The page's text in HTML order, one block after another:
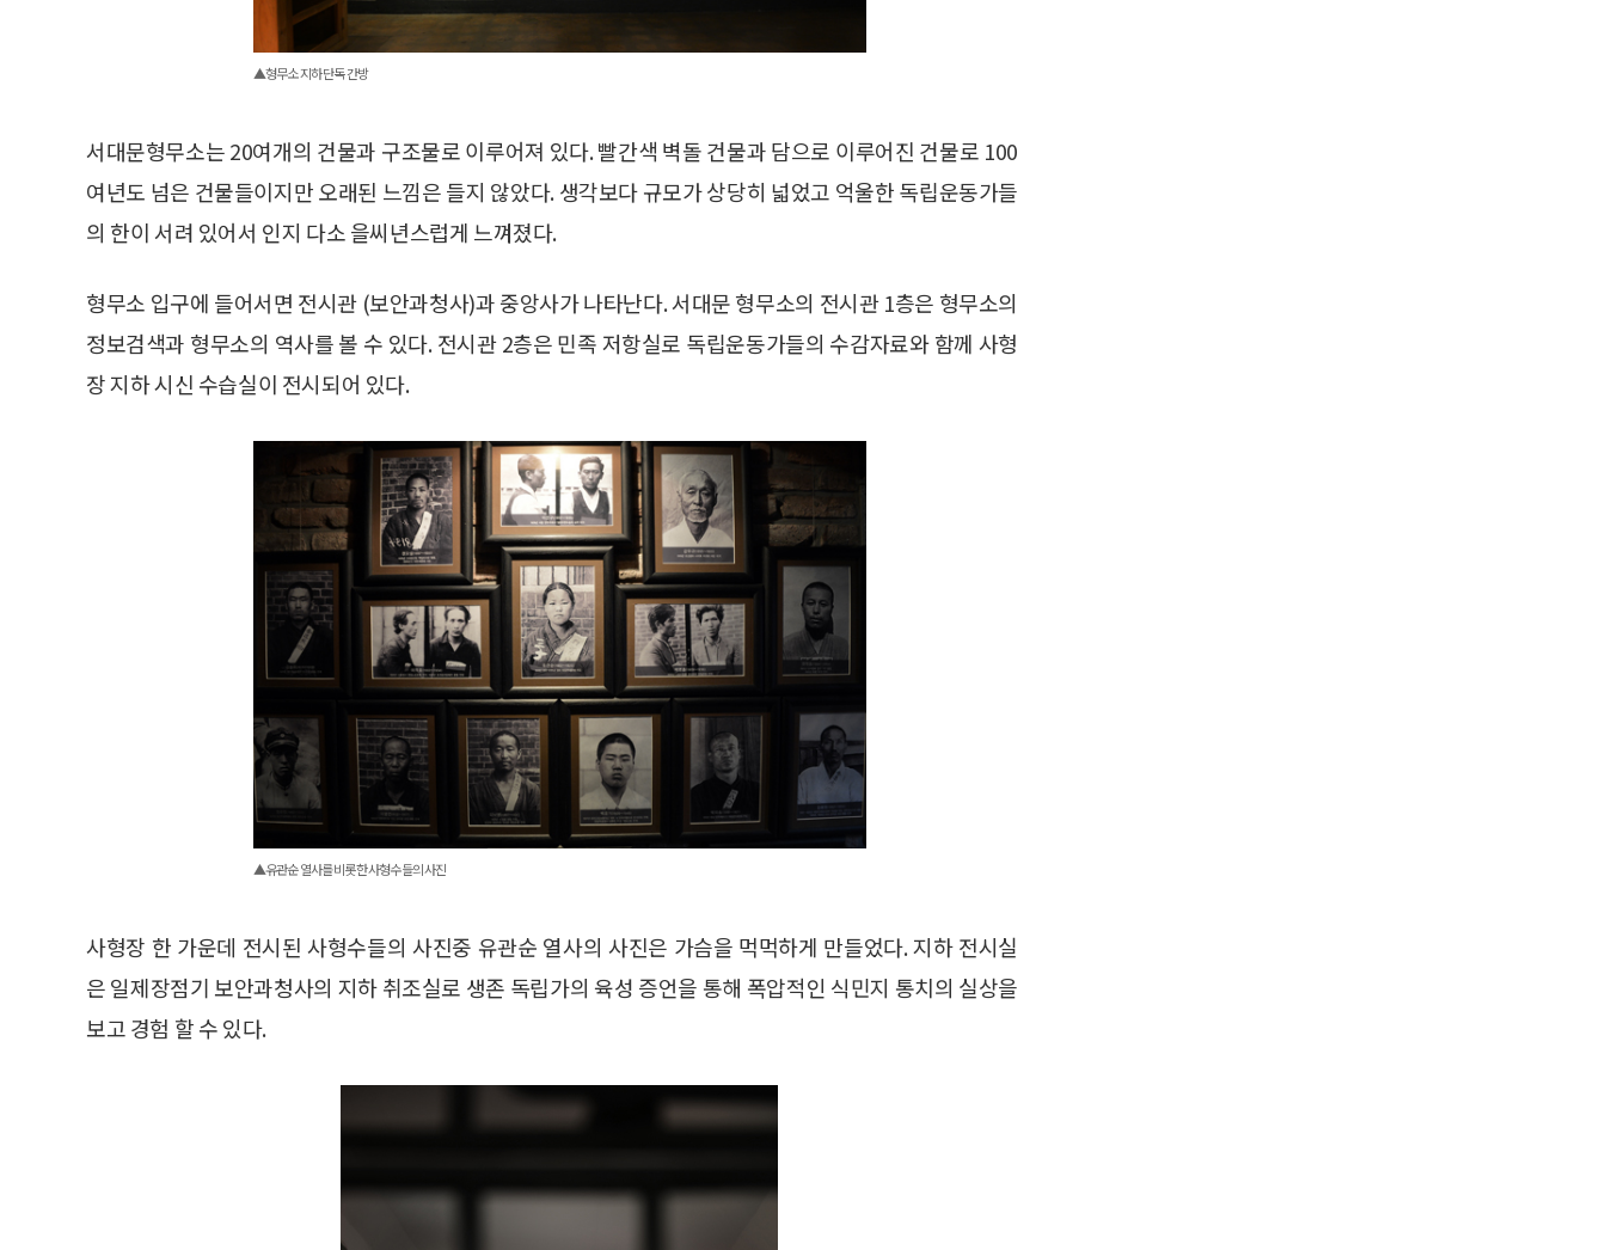
▲형무소 지하 단독 간방
서대문형무소는 20여개의 건물과 구조물로 이루어져 있다. 빨간색 벽돌 건물과 담으로 이루어진 건물로 100
여년도 넘은 건물들이지만 오래된 느낌은 들지 않았다. 생각보다 규모가 상당히 넓었고 억울한 독립운동가들
의 한이 서려 있어서 인지 다소 을씨년스럽게 느껴졌다.
형무소 입구에 들어서면 전시관 (보안과청사)과 중앙사가 나타난다. 서대문 형무소의 전시관 1층은 형무소의
정보검색과 형무소의 역사를 볼 수 있다. 전시관 2층은 민족 저항실로 독립운동가들의 수감자료와 함께 사형
장 지하 시신 수습실이 전시되어 있다.
▲유관순 열사를 비롯한 사형수들의 사진
사형장 한 가운데 전시된 사형수들의 사진중 유관순 열사의 사진은 가슴을 먹먹하게 만들었다. 지하 전시실
은 일제장점기 보안과청사의 지하 취조실로 생존 독립가의 육성 증언을 통해 폭압적인 식민지 통치의 실상을
보고 경험 할 수 있다.